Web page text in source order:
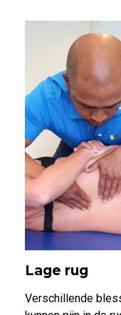
Lage rug
Verschillende